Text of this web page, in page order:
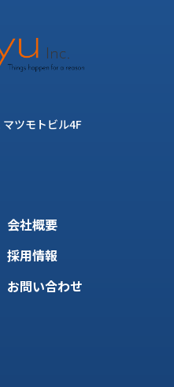
ツモトビル4F
会社概要
採用情報
お問い合わせ